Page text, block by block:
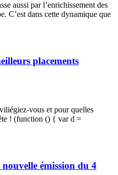
aussi par l’enrichissement des
C’est dans cette dynamique que
placements
vous et pour quelles
! (function () { var d =
émission du 4